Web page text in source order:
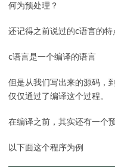
何为预处理？
还记得之前说过的c语言的特
c语言是一个编译的语言
但是从我们写出来的源码，
仅仅通过了编译这个过程。
在编译之前，其实还有一个
以下面这个程序为例